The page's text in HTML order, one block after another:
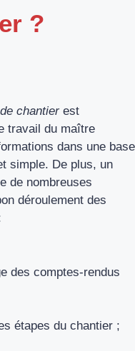
?
chantierest
travail du maître
dans une base
simple. De plus, un
de nombreuses
déroulement des
des comptes-rendus
étapes du chantier ;